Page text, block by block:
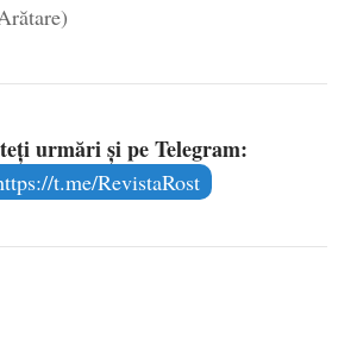
urmări și pe Telegram:
t.me/RevistaRost